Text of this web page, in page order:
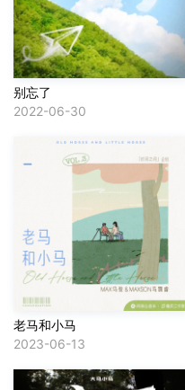
别忘了
2022-06-30
老马和小马
2023-06-13